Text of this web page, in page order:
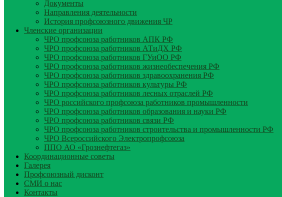
Документы
Направления деятельности
История профсоюзного движения ЧР
Членские организации
ЧРО профсоюза работников АПК РФ
ЧРО профсоюза работников АТиДХ РФ
ЧРО профсоюза работников ГУиОО РФ
ЧРО профсоюза работников жизнеобеспечения РФ
ЧРО профсоюза работников здравоохранения РФ
ЧРО профсоюза работников культуры РФ
ЧРО профсоюза работников лесных отраслей РФ
ЧРО российского профсоюза работников промышленности
ЧРО профсоюза работников образования и науки РФ
ЧРО профсоюза работников связи РФ
ЧРО профсоюза работников строительства и промышленности РФ
ЧРО Всероссийского Электропрофсоюза
ППО АО «Грознефтегаз»
Координационные советы
Галерея
Профсоюзный дисконт
СМИ о нас
Контакты